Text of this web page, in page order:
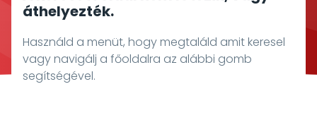
áthelyezték.
Használd a menüt, hogy megtaláld amit keresel
vagy navigálj a főoldalra az alábbi gomb
segítségével.